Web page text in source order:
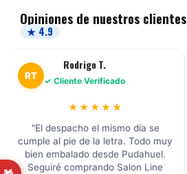
Opiniones de nuestros clientes
★ 4.9
RT
Rodrigo T.
✓ Cliente Verificado
★★★★★
"El despacho el mismo día se
cumple al pie de la letra. Todo muy
bien embalado desde Pudahuel.
Seguiré comprando Salon Line